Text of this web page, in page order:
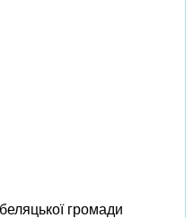
громади